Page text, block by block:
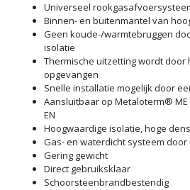
Universeel
Binnen- en buitenmantel van
Geen koude-/warmtebruggen
isolatie
Thermische uitzetting wordt door
opgevangen
Snelle installatie mogelijk door
Aansluitbaar op Metaloterm®
EN
Hoogwaardige isolatie, hoge
Gas- en waterdicht systeem
Gering gewicht
Direct gebruiksklaar
Schoorsteenbrandbestendig